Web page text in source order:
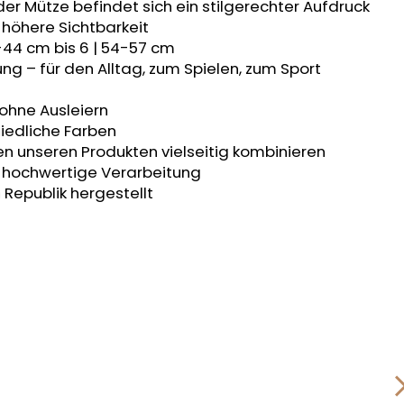
Mütze befindet sich ein stilgerechter Aufdruck
Sichtbarkeit
cm bis 6 | 54-57 cm
– für den Alltag, zum Spielen, zum Sport
Ausleiern
Farben
unseren Produkten vielseitig kombinieren
Verarbeitung
hergestellt